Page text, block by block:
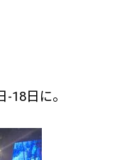
18日に。